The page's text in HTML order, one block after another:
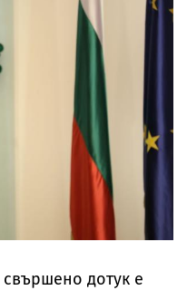
свършено дотук е